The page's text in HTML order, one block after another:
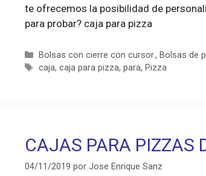
te ofrecemos la posibilidad de
para probar? caja para pizza
Categorías
Bolsas con cierre con cursor., Bolsas de
Etiquetas
caja,caja para pizza,para, Pizza
CAJAS PARA PIZZAS
04/11/2019 por Jose Enrique Sanz